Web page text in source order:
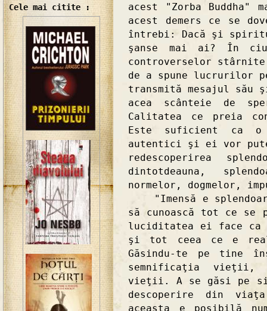
Cele mai citite :
acest "Zorba
acest demers ce se
întrebi: Dacă şi
şanse mai ai? În
controverselor
de a spune lucrurilor
transmită mesajul
acea scânteie de
Calitatea ce preia
Este suficient ca o
autentici şi ei vor
redescoperirea
dintotdeauna,
normelor, dogmelor,
"Imensă e
să cunoască tot ce
luciditatea ei face ca
şi tot ceea ce e
Găsindu-te pe tine
semnificaţia vieţii,
vieţii. A se găsi pe
descoperire din
aceasta e posibilă